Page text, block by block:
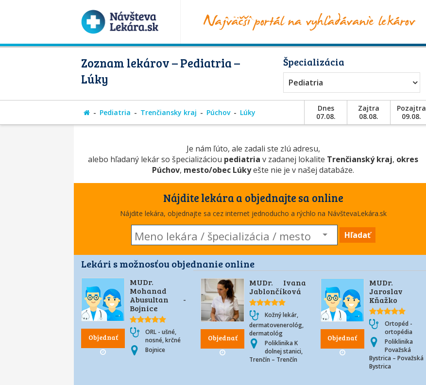
Zoznam lekárov – Pediatria –
Lúky
Špecializácia
Pediatria
Pediatria Trenčiansky kraj Púchov Lúky
Dnes
07.08.
Zajtra
08.08.
Pozajtra
09.08.
Je nám ľúto, ale zadali ste zlú adresu,
alebo hľadaný lekár so špecializáciou pediatria v zadanej lokalite Trenčianský kraj, okres
Púchov, mesto/obec Lúkyešte nie je v našej databáze.
Nájdite lekára a objednajte sa online
Nájdite lekára, objednajte sa cez internet jednoducho a rýchlo na NávštevaLekára.sk
Hľadať
Lekári s možnosťou objednanie online
Objednať
MUDr.
Mohanad
Abusultan -
Bojnice
ORL - ušné,
nosné, krčné
Bojnice
Objednať
MUDr. Ivana
Jablončíková
Kožný lekár,
dermatovenerológ,
dermatológ
Poliklinika K
dolnej stanici,
Trenčín – Trenčín
Objednať
MUDr.
Jaroslav
Kňažko
Ortopéd -
ortopédia
Poliklinika
Považská
Bystrica – Považská
Bystrica